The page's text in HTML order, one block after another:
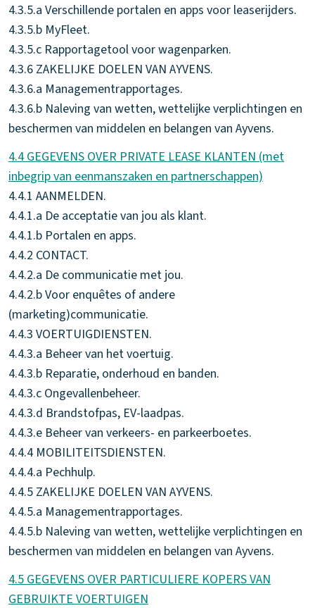
4.3.5.a Verschillende portalen en apps voor leaserijders.
4.3.5.b MyFleet.
4.3.5.c Rapportagetool voor wagenparken.
4.3.6 ZAKELIJKE DOELEN VAN AYVENS.
4.3.6.a Managementrapportages.
4.3.6.b Naleving van wetten, wettelijke verplichtingen en
beschermen van middelen en belangen van Ayvens.
4.4 GEGEVENS OVER PRIVATE LEASE KLANTEN (met
inbegrip van eenmanszaken en partnerschappen)
4.4.1 AANMELDEN.
4.4.1.a De acceptatie van jou als klant.
4.4.1.b Portalen en apps.
4.4.2 CONTACT.
4.4.2.a De communicatie met jou.
4.4.2.b Voor enquêtes of andere
(marketing)communicatie.
4.4.3 VOERTUIGDIENSTEN.
4.4.3.a Beheer van het voertuig.
4.4.3.b Reparatie, onderhoud en banden.
4.4.3.c Ongevallenbeheer.
4.4.3.d Brandstofpas, EV-laadpas.
4.4.3.e Beheer van verkeers- en parkeerboetes.
4.4.4 MOBILITEITSDIENSTEN.
4.4.4.a Pechhulp.
4.4.5 ZAKELIJKE DOELEN VAN AYVENS.
4.4.5.a Managementrapportages.
4.4.5.b Naleving van wetten, wettelijke verplichtingen en
beschermen van middelen en belangen van Ayvens.
4.5 GEGEVENS OVER PARTICULIERE KOPERS VAN
GEBRUIKTE VOERTUIGEN